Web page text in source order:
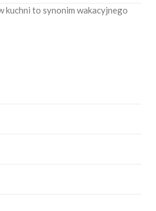
kuchni to synonim wakacyjnego